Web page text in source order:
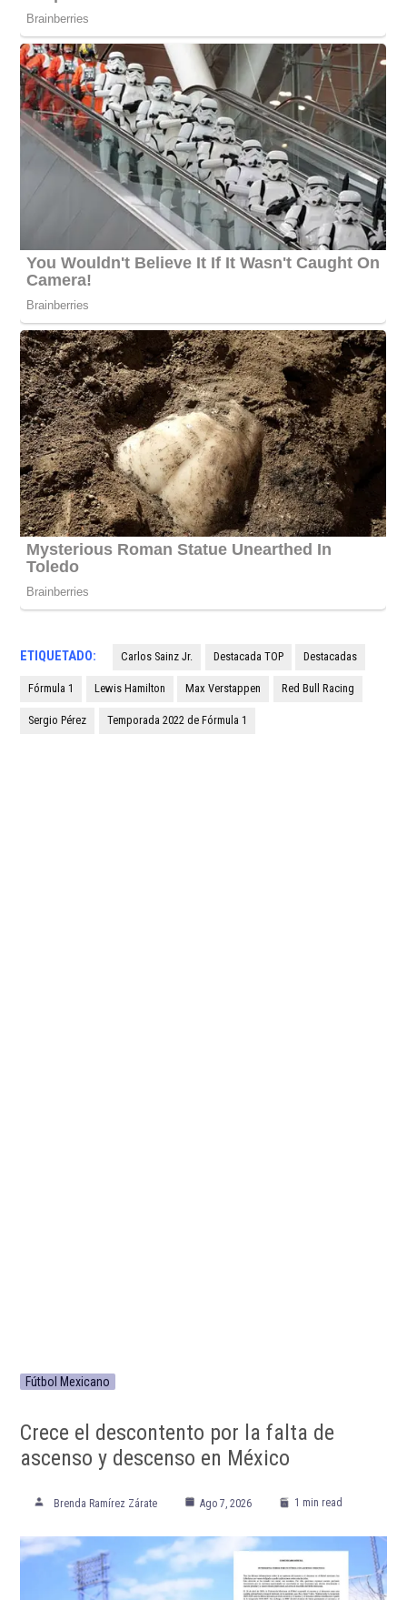
ETIQUETADO: Carlos Sainz Jr. Destacada TOP Destacadas
Fórmula 1 Lewis Hamilton Max Verstappen Red Bull Racing
Sergio Pérez Temporada 2022 de Fórmula 1
Fútbol Mexicano
Crece el descontento por la falta de
ascenso y descenso en México
Brenda Ramírez Zárate Ago 7, 2026 1 min read